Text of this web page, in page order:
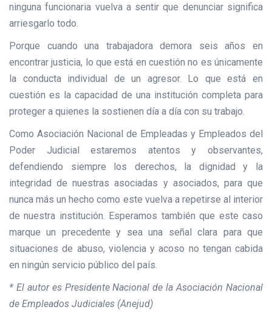
ninguna funcionaria vuelva a sentir que denunciar significa
arriesgarlo todo.
Porque cuando una trabajadora demora seis años en
encontrar justicia, lo que está en cuestión no es únicamente
la conducta individual de un agresor. Lo que está en
cuestión es la capacidad de una institución completa para
proteger a quienes la sostienen día a día con su trabajo.
Como Asociación Nacional de Empleadas y Empleados del
Poder Judicial estaremos atentos y observantes,
defendiendo siempre los derechos, la dignidad y la
integridad de nuestras asociadas y asociados, para que
nunca más un hecho como este vuelva a repetirse al interior
de nuestra institución. Esperamos también que este caso
marque un precedente y sea una señal clara para que
situaciones de abuso, violencia y acoso no tengan cabida
en ningún servicio público del país.
* El autor es Presidente Nacional de la Asociación Nacional
de Empleados Judiciales (Anejud)